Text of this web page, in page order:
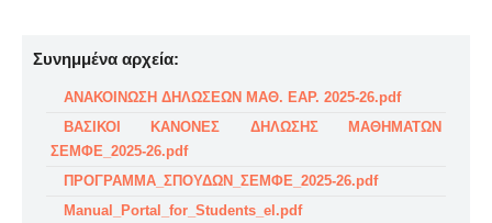
Συνημμένα αρχεία:
ΑΝΑΚΟΙΝΩΣΗ ΔΗΛΩΣΕΩΝ ΜΑΘ. ΕΑΡ. 2025-26.pdf
ΒΑΣΙΚΟΙ ΚΑΝΟΝΕΣ ΔΗΛΩΣΗΣ ΜΑΘΗΜΑΤΩΝ
ΣΕΜΦΕ_2025-26.pdf
ΠΡΟΓΡΑΜΜΑ_ΣΠΟΥΔΩΝ_ΣΕΜΦΕ_2025-26.pdf
Manual_Portal_for_Students_el.pdf